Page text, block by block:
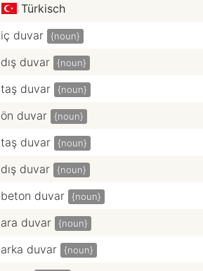
Türkisch
iç duvar {noun}
dış duvar {noun}
taş duvar {noun}
ön duvar {noun}
taş duvar {noun}
dış duvar {noun}
beton duvar {noun}
ara duvar {noun}
arka duvar {noun}